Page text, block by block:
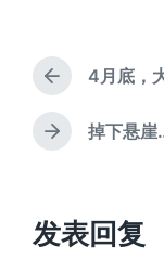
上
篇
文
章
4月底，
下
：
掉下悬崖
发表回复